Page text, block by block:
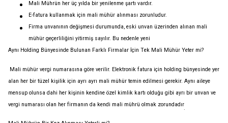
Mali Mührün her üç yılda bir yenilenme şartı vardır.
E-fatura kullanmak için mali mühür alınması zorunludur.
Firma unvanının değişmesi durumunda, eski unvan üzerinden alınan mali
mühür geçerliliğini yitirmiş sayılır. Bu nedenle yeni
Aynı Holding Bünyesinde Bulunan Farklı Firmalar İçin Tek Mali Mühür Yeter mi?
Mali mühür vergi numarasına göre verilir. Elektronik fatura için holding bünyesinde yer
alan her bir tüzel kişilik için ayrı ayrı mali mühür temin edilmesi gerekir. Aynı aileye
mensup olunsa dahi her kişinin kendine özel kimlik kartı olduğu gibi ayrı bir unvan ve
vergi numarası olan her firmanın da kendi mali mührü olmak zorundadır
.